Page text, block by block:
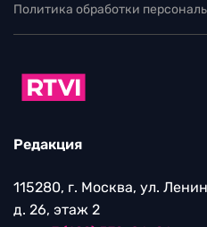
Политика обработки
Редакция
115280, г. Москва, ул.
д. 26, этаж 2